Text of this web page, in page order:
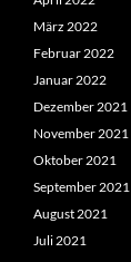
März 2022
Februar 2022
Januar 2022
Dezember 2021
November 2021
Oktober 2021
September 2021
August 2021
Juli 2021